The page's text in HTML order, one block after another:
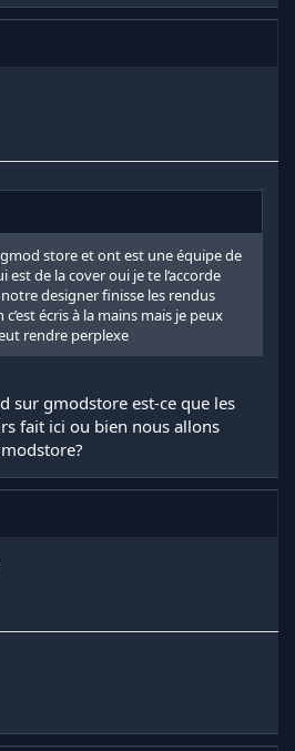
store et ont est une équipe de
de la cover oui je te l’accorde
designer finisse les rendus
écris à la mains mais je peux
rendre perplexe
sur gmodstore est-ce que les
fait ici ou bien nous allons